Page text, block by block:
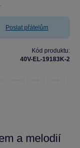
Poslat přátelům
Kód produktu:
40V-EL-19183K-2
a melodií